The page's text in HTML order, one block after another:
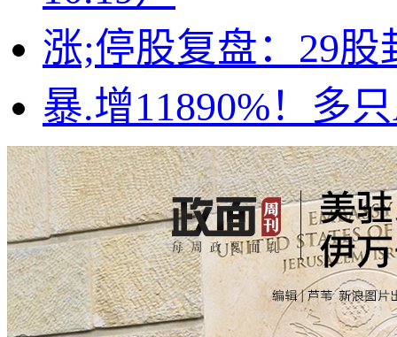
涨;停股复盘：29股
暴.增11890%！多